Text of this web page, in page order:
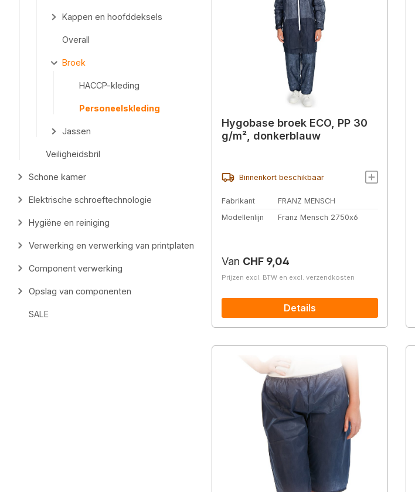
Kappen en hoofddeksels
Overall
Broek
HACCP-kleding
Personeelskleding
Jassen
Veiligheidsbril
Schone kamer
Elektrische schroeftechnologie
Hygiëne en reiniging
Verwerking en verwerking van printplaten
Component verwerking
Opslag van componenten
SALE
Hygobase broek ECO, PP 30
g/m², donkerblauw
Binnenkort beschikbaar
Fabrikant
FRANZ MENSCH
Modellenlijn
Franz Mensch 2750x6
Normale prijs:
Van CHF 9,04
Prijzen excl. BTW en excl. verzendkosten
Details